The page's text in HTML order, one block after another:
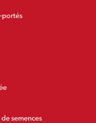
portés
semences